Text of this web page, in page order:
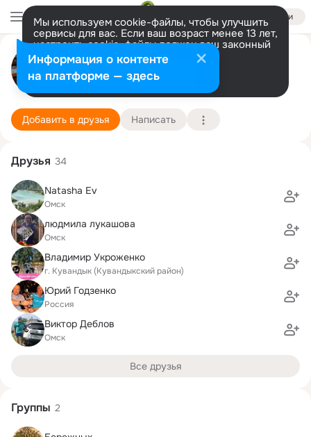
Войти
Мы используем cookie-файлы, чтобы улучшить
сервисы для вас. Если ваш возраст менее 13 лет,
настроить cookie-файлы должен ваш законный
представитель. Больше информации
Разрешить все Настроить
Олег Филиппов
Омск 27 августа (71 год)
Подробнее
Добавить в друзья Написать
Друзья 34
Natasha Ev
Омск
людмила лукашова
Омск
Владимир Укроженко
г. Кувандык (Кувандыкский район)
Юрий Годзенко
Россия
Виктор Деблов
Омск
Все друзья
Группы 2
Информация о контенте
на платформе — здесь